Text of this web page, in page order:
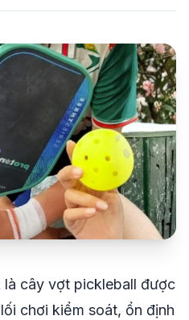
là cây vợt pickleball được
chơi kiểm soát, ổn định